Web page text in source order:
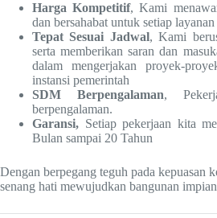
Harga Kompetitif, Kami
dan bersahabat untuk setiap
Tepat Sesuai Jadwal, Kami
serta memberikan saran dan
dalam mengerjakan proyek-
instansi pemerintah
SDM Berpengalaman,
berpengalaman.
Garansi, Setiap pekerjaan kita
Bulan sampai 20 Tahun
Dengan berpegang teguh pada kepuasan
senang hati mewujudkan bangunan